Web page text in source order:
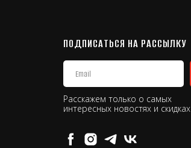
ПОДПИСАТЬСЯ НА РАССЫЛКУ
Расскажем только о самых
интересных новостях и скидках